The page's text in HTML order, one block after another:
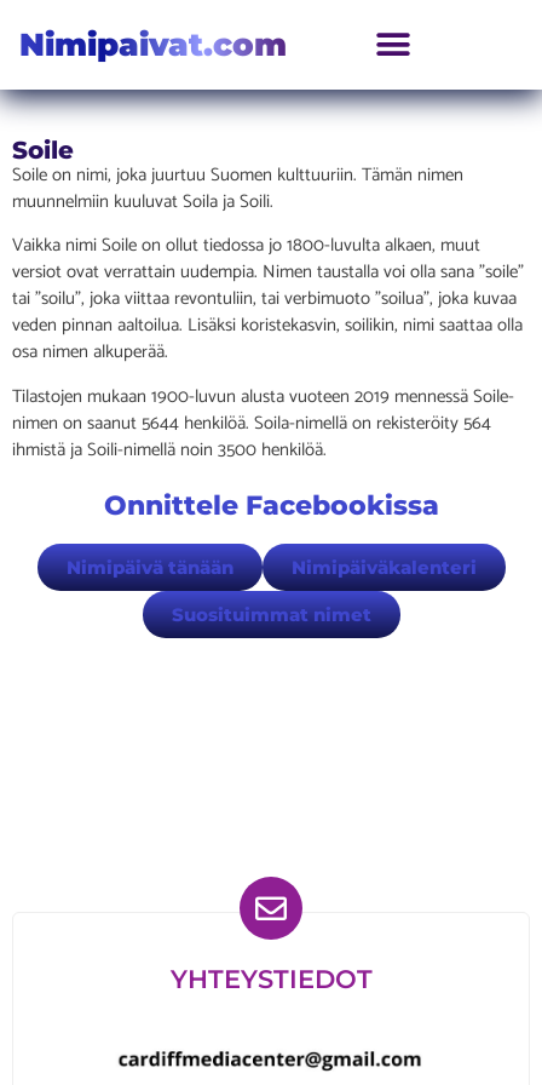
Nimipaivat.com
Soile
Soile on nimi, joka juurtuu Suomen kulttuuriin. Tämän nimen
muunnelmiin kuuluvat Soila ja Soili.
Vaikka nimi Soile on ollut tiedossa jo 1800-luvulta alkaen, muut
versiot ovat verrattain uudempia. Nimen taustalla voi olla sana ”soile”
tai ”soilu”, joka viittaa revontuliin, tai verbimuoto ”soilua”, joka kuvaa
veden pinnan aaltoilua. Lisäksi koristekasvin, soilikin, nimi saattaa olla
osa nimen alkuperää.
Tilastojen mukaan 1900-luvun alusta vuoteen 2019 mennessä Soile-
nimen on saanut 5644 henkilöä. Soila-nimellä on rekisteröity 564
ihmistä ja Soili-nimellä noin 3500 henkilöä.
Onnittele Facebookissa
Nimipäivä tänään Nimipäiväkalenteri
Suosituimmat nimet
YHTEYSTIEDOT